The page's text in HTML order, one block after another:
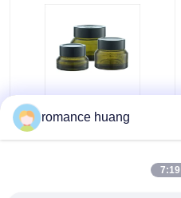
Cosméticos de creme
dos frascos do vidro
romance huang
7:19